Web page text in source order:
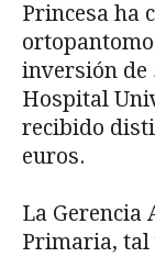
Princesa ha
inversión de
Hospital
recibido
euros.
La Gerencia
Primaria, tal